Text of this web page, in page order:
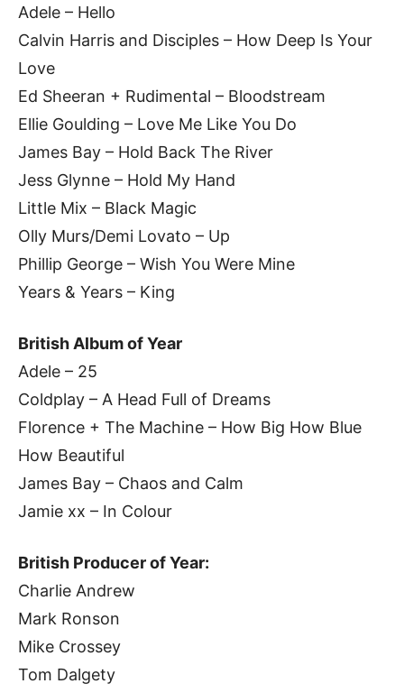
Adele – Hello
Calvin Harris and Disciples – How Deep Is Your
Love
Ed Sheeran + Rudimental – Bloodstream
Ellie Goulding – Love Me Like You Do
James Bay – Hold Back The River
Jess Glynne – Hold My Hand
Little Mix – Black Magic
Olly Murs/Demi Lovato – Up
Phillip George – Wish You Were Mine
Years & Years – King
British Album of Year
Adele – 25
Coldplay – A Head Full of Dreams
Florence + The Machine – How Big How Blue
How Beautiful
James Bay – Chaos and Calm
Jamie xx – In Colour
British Producer of Year:
Charlie Andrew
Mark Ronson
Mike Crossey
Tom Dalgety